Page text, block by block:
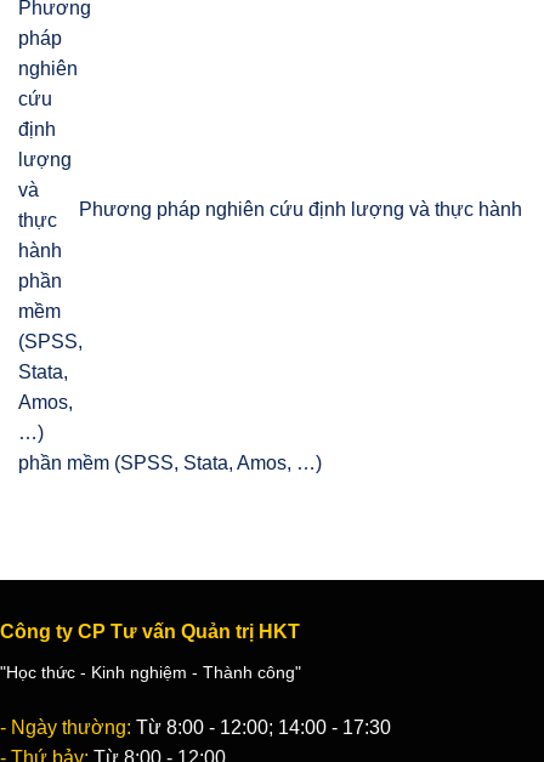
Phương pháp nghiên cứu định lượng và thực hành
phần mềm (SPSS, Stata, Amos, …)
Công ty CP Tư vấn Quản trị HKT
"Học thức - Kinh nghiệm - Thành công"
- Ngày thường: Từ 8:00 - 12:00; 14:00 - 17:30
- Thứ bảy: Từ 8:00 - 12:00